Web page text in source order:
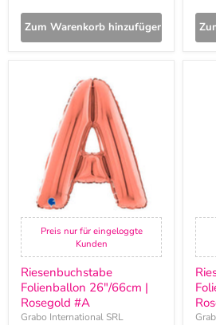
Zum Warenkorb hinzufügen
Riesenbuchstabe
Folienballon
Rosegold
Preis nur für eingeloggte
Kunden
Riesenbuchstabe
Folienballon 26"/66cm |
Rosegold #A
Grabo International SRL